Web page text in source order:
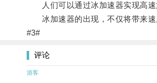
人们可以通过冰加速器实现高速
冰加速器的出现，不仅将带来速
#3#
评论
游客